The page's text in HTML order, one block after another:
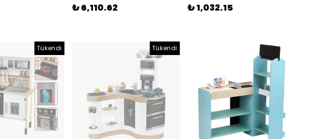
₺ 6,110.62 ₺ 1,032.15
Tükendi Tükendi